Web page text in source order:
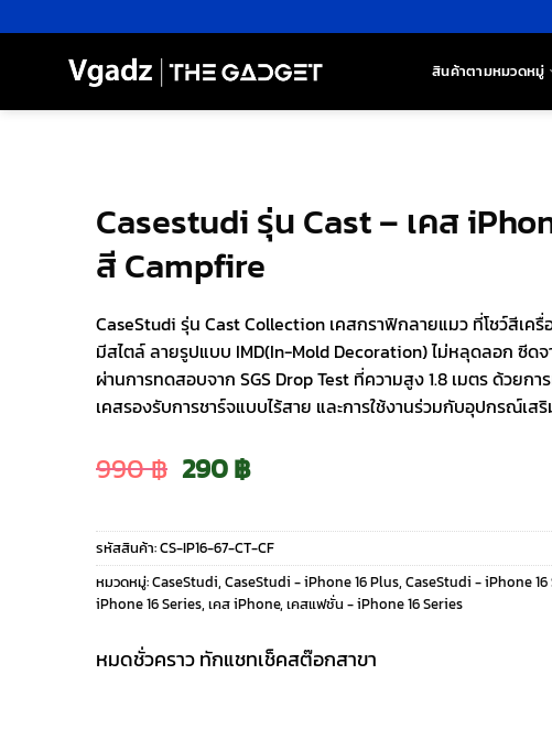
ไป
สินค้าตามหมวดหมู่
Casestudi รุ่น Cast – เคส
สี Campfire
CaseStudi รุ่น Cast Collection เคสกราฟิกลายแมว ที่โชว์สีเค
มีสไตล์ ลายรูปแบบ IMD(In-Mold Decoration) ไม่หลุดลอก ซีดจ
ผ่านการทดสอบจาก SGS Drop Test ที่ความสูง 1.8 เมตร ด้วยก
เคสรองรับการชาร์จแบบไร้สาย และการใช้งานร่วมกับอุปกรณ์เส
990฿ Original
price
was:
290฿Current
price
is:
รหัสสินค้า:CS-IP16-67-CT-CF
หมวดหมู่:CaseStudi, CaseStudi - iPhone 16 Plus, CaseStudi - iPhone 16
iPhone 16 Series, เคส iPhone, เคสแฟชั่น - iPhone 16 Series
หมดชั่วคราว ทักแชทเช็คสต๊อกสาขา